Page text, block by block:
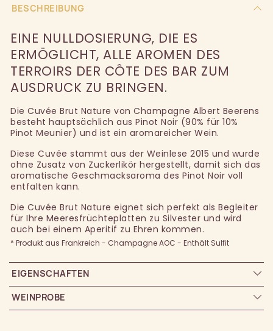
BESCHREIBUNG
EINE NULLDOSIERUNG, DIE ES
ERMÖGLICHT, ALLE AROMEN DES
TERROIRS DER CÔTE DES BAR ZUM
AUSDRUCK ZU BRINGEN.
Die Cuvée Brut Nature von Champagne Albert Beerens
besteht hauptsächlich aus Pinot Noir (90% für 10%
Pinot Meunier) und ist ein aromareicher Wein.
Diese Cuvée stammt aus der Weinlese 2015 und wurde
ohne Zusatz von Zuckerlikör hergestellt, damit sich das
aromatische Geschmacksaroma des Pinot Noir voll
entfalten kann.
Die Cuvée Brut Nature eignet sich perfekt als Begleiter
für Ihre Meeresfrüchteplatten zu Silvester und wird
auch bei einem Aperitif zu Ehren kommen.
* Produkt aus Frankreich - Champagne AOC - Enthält Sulfit
EIGENSCHAFTEN
WEINPROBE